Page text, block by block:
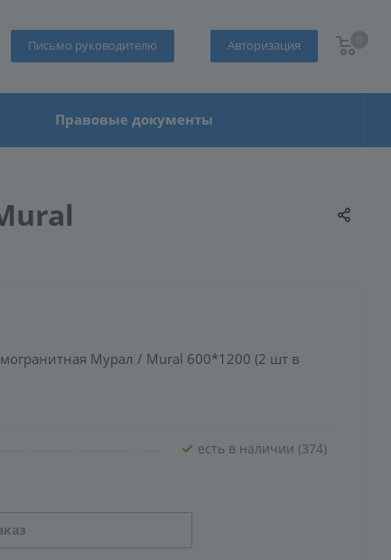
Авторизация
Письмо руководителю
Правовые документы
Мурал / Mural 600*1200 (2 шт в
Есть в наличии (374)